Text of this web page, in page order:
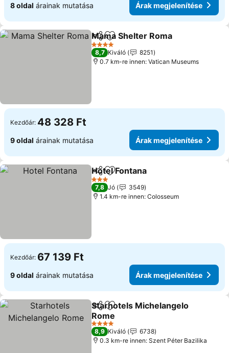
8 oldal árainak mutatása Árak megjelenítése
Megosztás
Hozzáadás a kedvencekhez
Mama Shelter Roma
4 Kategória
8,7 Kiváló
8251
0.7 km-re innen: Vatican Museums
Kezdőár: 48 328 Ft
9 oldal árainak mutatása Árak megjelenítése
Megosztás
Hozzáadás a kedvencekhez
Hotel Fontana
3 Kategória
7,8 Jó
3549
1.4 km-re innen: Colosseum
Kezdőár: 67 139 Ft
9 oldal árainak mutatása Árak megjelenítése
Megosztás
Hozzáadás a kedvencekhez
Starhotels Michelangelo
Rome
4 Kategória
8,9 Kiváló
6738
0.3 km-re innen: Szent Péter Bazilika